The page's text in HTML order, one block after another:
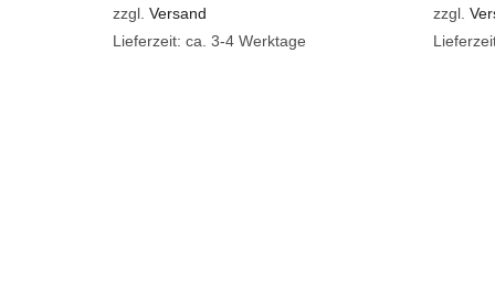
zzgl. Versand
Lieferzeit: ca. 3-4 Werktage
zzgl.